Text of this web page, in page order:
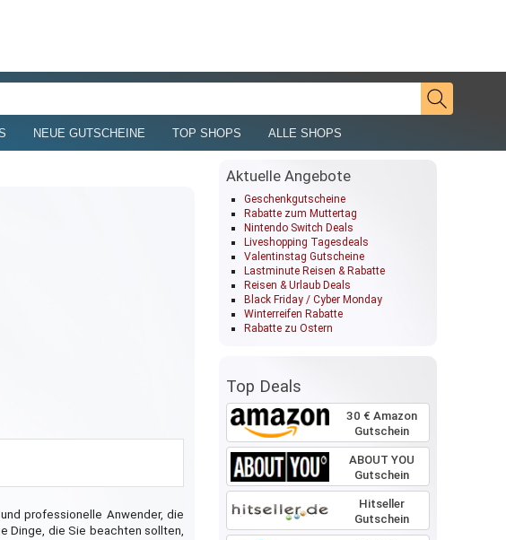
NEUE GUTSCHEINE TOP SHOPS ALLE SHOPS
professionelle Anwender, die
Dinge, die Sie beachten sollten,
Aktuelle Angebote
Geschenkgutscheine
Rabatte zum Muttertag
Nintendo Switch Deals
Liveshopping Tagesdeals
Valentinstag Gutscheine
Lastminute Reisen & Rabatte
Reisen & Urlaub Deals
Black Friday / Cyber Monday
Winterreifen Rabatte
Rabatte zu Ostern
Top Deals
30 € Amazon
Gutschein
ABOUT YOU
Gutschein
Hitseller
Gutschein